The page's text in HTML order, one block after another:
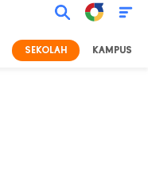
SEKOLAH KAMPUS